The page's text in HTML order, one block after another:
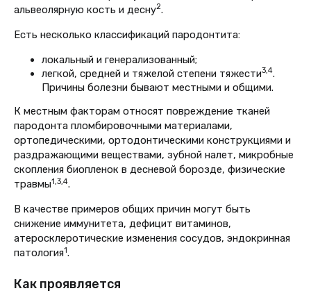
альвеолярную кость и десну2.
Есть несколько классификаций пародонтита:
локальный и генерализованный;
легкой, средней и тяжелой степени тяжести3,4.
Причины болезни бывают местными и общими.
К местным факторам относят повреждение тканей
пародонта пломбировочными материалами,
ортопедическими, ортодонтическими конструкциями и
раздражающими веществами, зубной налет, микробные
скопления биопленок в десневой борозде, физические
травмы1,3,4.
В качестве примеров общих причин могут быть
снижение иммунитета, дефицит витаминов,
атеросклеротические изменения сосудов, эндокринная
патология1.
Как проявляется